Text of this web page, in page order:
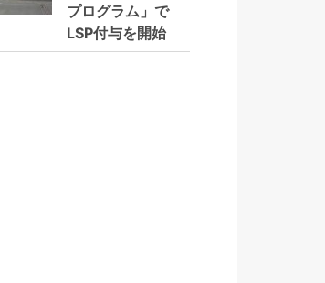
プログラム」で
LSP付与を開始